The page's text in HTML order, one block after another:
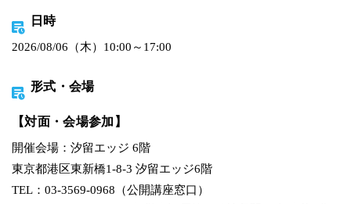
日時
2026/08/06（木）10:00～17:00
形式・会場
【対面・会場参加】
開催会場：汐留エッジ 6階
東京都港区東新橋1-8-3 汐留エッジ6階
TEL：03-3569-0968（公開講座窓口）